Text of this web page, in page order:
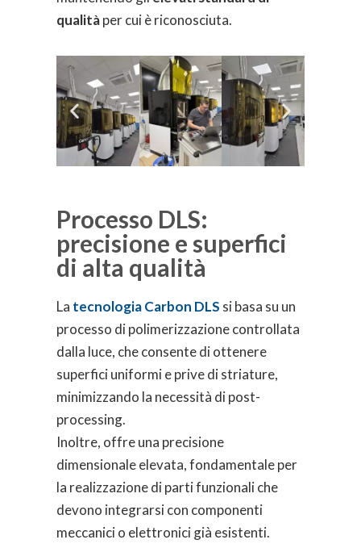
qualitàper cui è riconosciuta.
Processo DLS:
precisione e superfici
di alta qualità
La tecnologia Carbon DLS si basa su un
processo di polimerizzazione controllata
dalla luce, che consente di ottenere
superfici uniformi e prive di striature,
minimizzando la necessità di post-
processing.
Inoltre, offre una precisione
dimensionale elevata, fondamentale per
la realizzazione di parti funzionali che
devono integrarsi con componenti
meccanici o elettronici già esistenti.